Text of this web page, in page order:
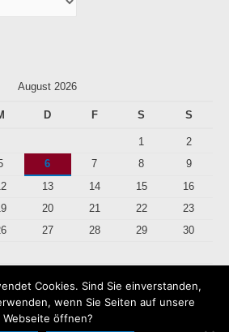
August 2026
D F S S
1
2
6 7 8
9
13 14 15
16
20 21 22
23
27 28 29
30
Cookies. Sind Sie einverstanden,
wenn Sie Seiten auf unsere
Webseite öffnen?